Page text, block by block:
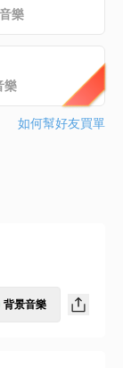
樂
樂
如何幫好友買單
背景音樂